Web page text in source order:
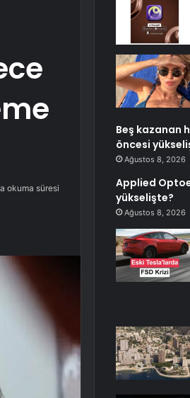
okuma süresi
Beş kazanan
öncesi
Ağustos 8, 2026
Applied
yükselişte?
Ağustos 8, 2026